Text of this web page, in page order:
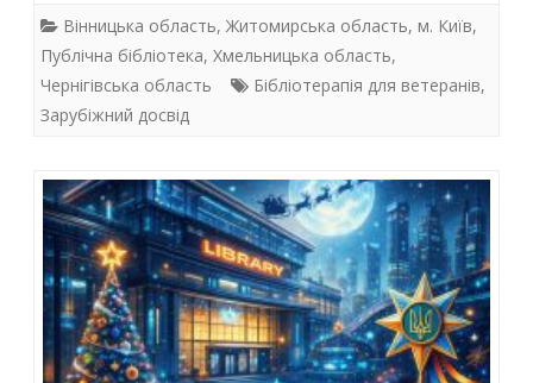
ветеранів
(ч.1)
e
b
o
k
itt
er
at
s
A
p
p
k
e
dI
Вінницька область, Житомирська область, м. Київ,
Публічна бібліотека, Хмельницька область,
Чернігівська область
Бібліотерапія для ветеранів,
Зарубіжний досвід